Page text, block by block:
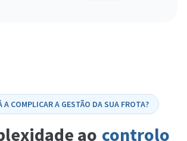
A COMPLICAR A GESTÃO DA SUA FROTA?
ao controlo